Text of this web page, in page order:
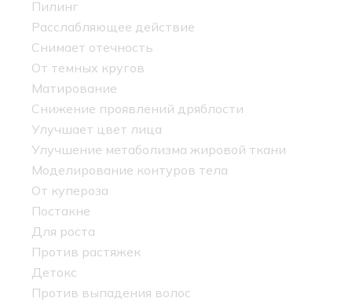
Пилинг
Расслабляющее действие
Снимает отечность
От темных кругов
Матирование
Снижение проявлений дряблости
Улучшает цвет лица
Улучшение метаболизма жировой ткани
Моделирование контуров тела
От купероза
Постакне
Для роста
Против растяжек
Детокс
Против выпадения волос